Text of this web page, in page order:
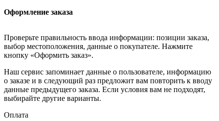
Оформление заказа
Проверьте правильность ввода информации: позиции заказа,
выбор местоположения, данные о покупателе. Нажмите
кнопку «Оформить заказ».
Наш сервис запоминает данные о пользователе, информацию
о заказе и в следующий раз предложит вам повторить к вводу
данные предыдущего заказа. Если условия вам не подходят,
выбирайте другие варианты.
Оплата